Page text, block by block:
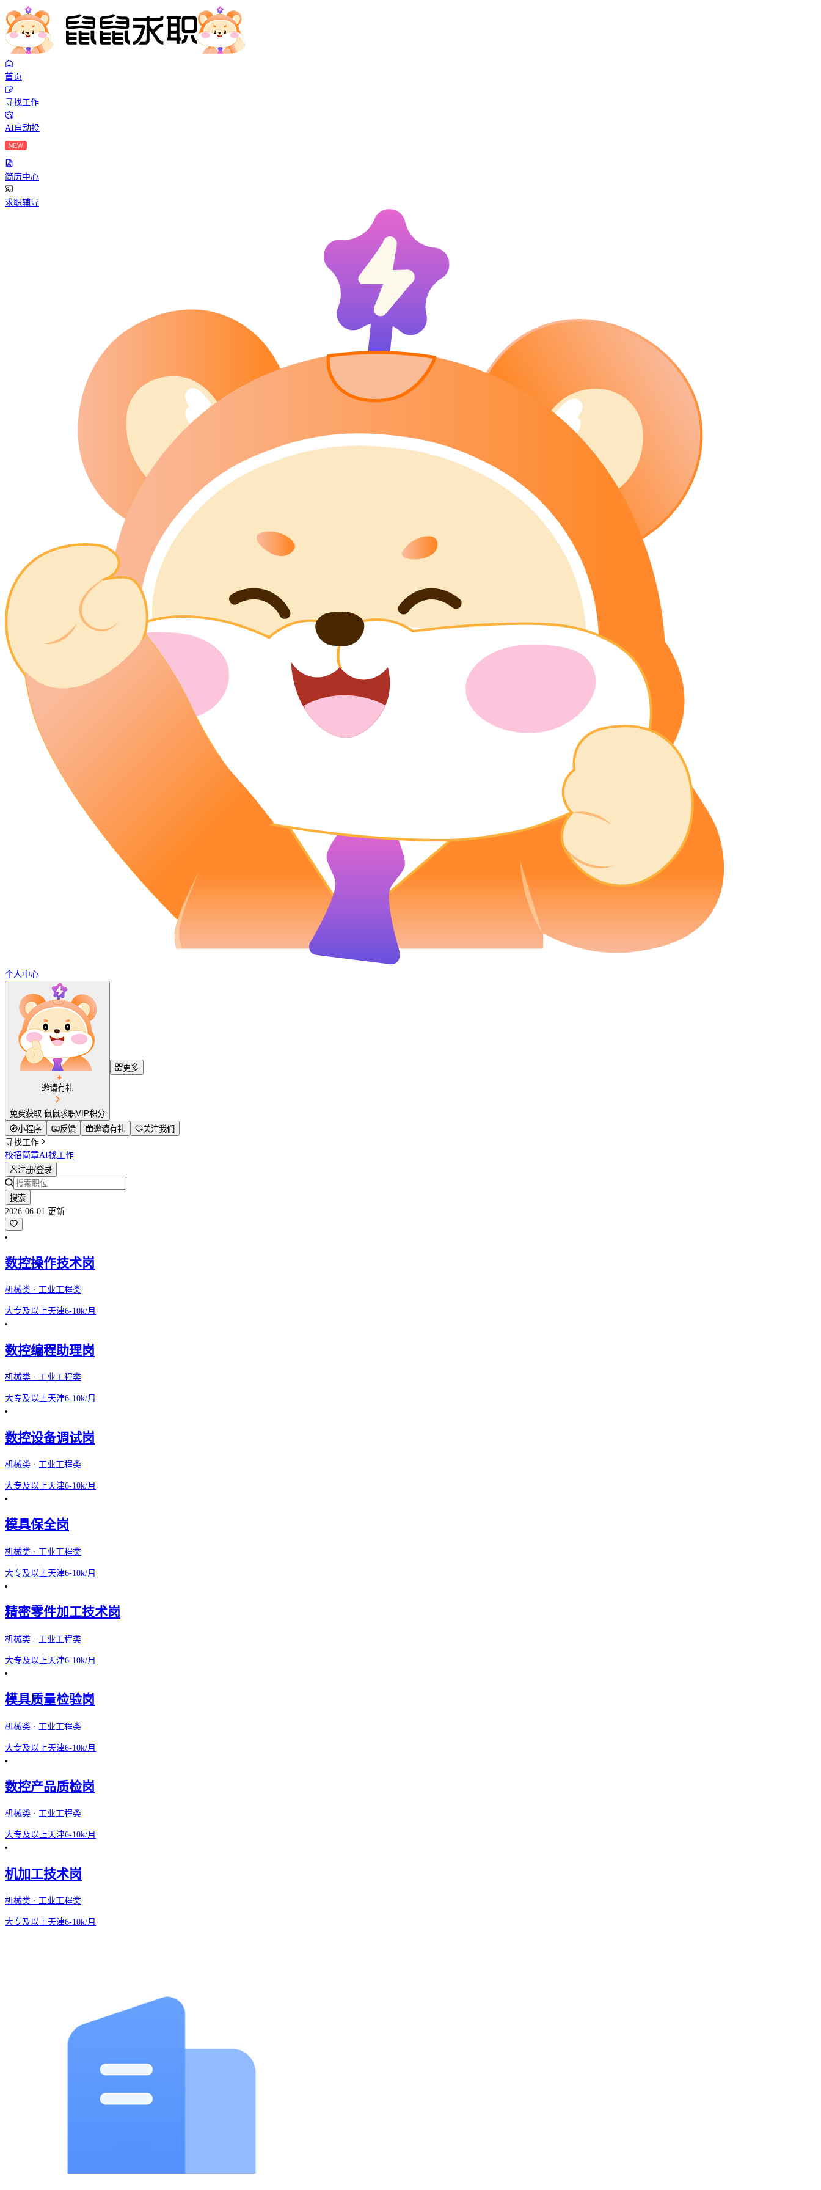
首页
寻找工作
AI自动投
简历中心
求职辅导
个人中心
邀请有礼
免费获取 鼠鼠求职VIP积分
更多
小程序 反馈 邀请有礼
关注我们
寻找工作
校招简章AI找工作
注册/登录
搜索
2026-06-01 更新
数控操作技术岗
机械类 · 工业工程类
大专及以上天津6-10k/月
数控编程助理岗
机械类 · 工业工程类
大专及以上天津6-10k/月
数控设备调试岗
机械类 · 工业工程类
大专及以上天津6-10k/月
模具保全岗
机械类 · 工业工程类
大专及以上天津6-10k/月
精密零件加工技术岗
机械类 · 工业工程类
大专及以上天津6-10k/月
模具质量检验岗
机械类 · 工业工程类
大专及以上天津6-10k/月
数控产品质检岗
机械类 · 工业工程类
大专及以上天津6-10k/月
机加工技术岗
机械类 · 工业工程类
大专及以上天津6-10k/月